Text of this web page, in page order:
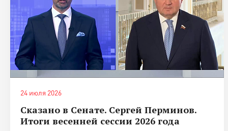
24 июля 2026
Сказано в Сенате. Сергей Перминов.
Итоги весенней сессии 2026 года